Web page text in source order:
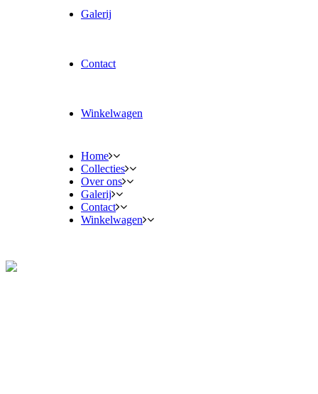
Galerij
Contact
Winkelwagen
Home
Collecties
Over ons
Galerij
Contact
Winkelwagen